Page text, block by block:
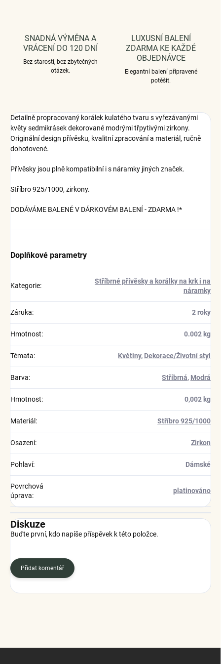
SNADNÁ VÝMĚNA A
VRÁCENÍ DO 120 DNÍ
Bez starostí, bez zbytečných
otázek.
LUXUSNÍ BALENÍ
ZDARMA KE KAŽDÉ
OBJEDNÁVCE
Elegantní balení připravené
potěšit.
Detailně propracovaný korálek kulatého tvaru s vyřezávanými
květy sedmikrásek dekorované modrými třpytivými zirkony.
Originální design přívěsku, kvalitní zpracování a materiál, ručně
dohotovené.
Přívěsky jsou plně kompatibilní i s náramky jiných značek.
Stříbro 925/1000, zirkony.
DODÁVÁME BALENÉ V DÁRKOVÉM BALENÍ - ZDARMA !*
Doplňkové parametry
Kategorie:
Stříbrné přívěsky a korálky na krk i na
náramky
Záruka: 2 roky
Hmotnost: 0.002 kg
Témata: Květiny, Dekorace/Životní styl
Barva: Stříbrná, Modrá
Hmotnost: 0,002 kg
Materiál : Stříbro 925/1000
Osazení: Zirkon
Pohlaví: Dámské
Povrchová
úprava:
platinováno
Diskuze
Buďte první, kdo napíše příspěvek k této položce.
Přidat komentář